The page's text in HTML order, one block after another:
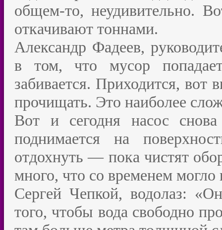
общем-то, неудивительно.
откачивают тоннами.
Александр Фадеев,
в том, что мусор
забивается. Приходится, вот
прочищать. Это наиболее
Вот и сегодня насос снова
поднимается на
отдохнуть — пока чистят
много, что со временем
Сергей Чепкой, водолаз:
того, чтобы вода свободно